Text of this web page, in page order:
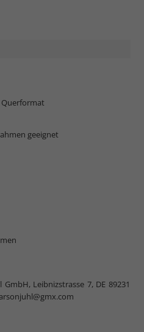
geeignet
GmbH, Leibnizstrasse 7, DE 89231